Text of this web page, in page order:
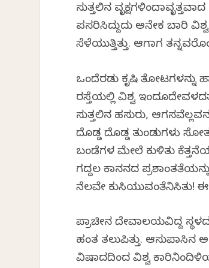
ಸುತ್ತಲಿನ
ಪಸರಿಸಿದ್ದುದು ಅನೇಕ ಬಾರಿ
ಸೆಳೆಯುತ್ತಿತ್ತು. ಆಗಾಗ
ಒಂದೆರಡು ಕೃಷಿ ತೋಟಗಳನ್ನು
ರಸ್ತೆಯಲ್ಲಿ ವಿಶ್ವ
ಸುತ್ತಲಿನ ಹಸುರು,
ದೊಡ್ಡ ದೊಡ್ಡ ತುಂಡುಗಳು
ಬಂಡೆಗಳ ಮೇಲೆ ಕುಳಿತು
ಗದ್ದಲ ಕಾನನದ
ನೆಲವೇ ಕುಸಿಯುವಂತೆನಿಸಿತು! ಈ
ಪ್ರಾಚೀನ ದೇವಾಲಯವಿದ್ದ
ಹಂತ ತಲುಪಿತ್ತು. ಆಸುಪಾಸಿನ
ವಿಷಾದದಿಂದ ವಿಶ್ವ